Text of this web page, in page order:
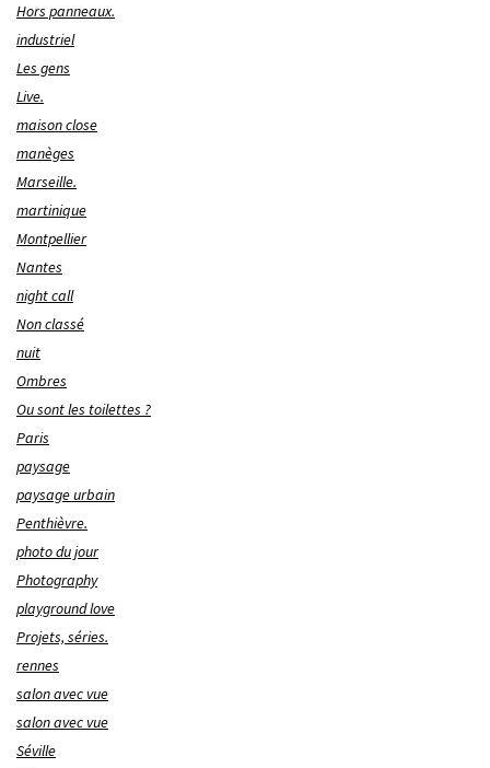
Hors panneaux.
industriel
Les gens
Live.
maison close
manèges
Marseille.
martinique
Montpellier
Nantes
night call
Non classé
nuit
Ombres
Ou sont les toilettes ?
Paris
paysage
paysage urbain
Penthièvre.
photo du jour
Photography
playground love
Projets, séries.
rennes
salon avec vue
salon avec vue
Séville